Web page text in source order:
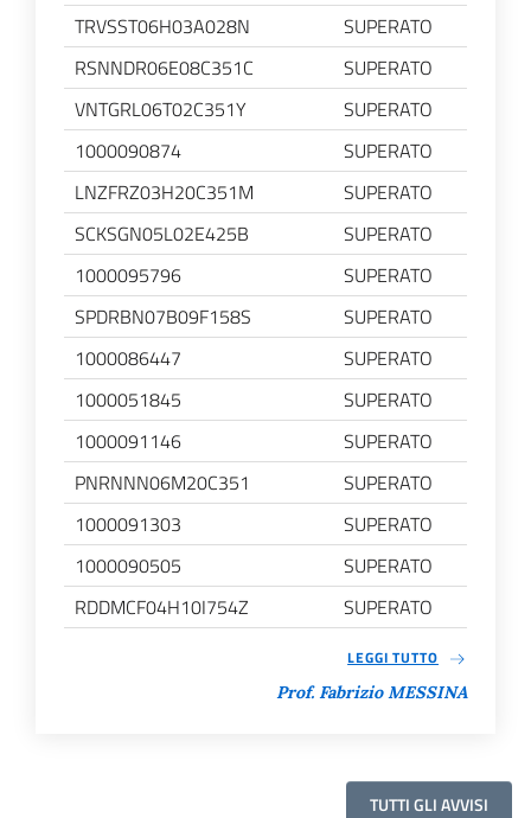
TRVSST06H03A028N
SUPERATO
RSNNDR06E08C351C
SUPERATO
VNTGRL06T02C351Y
SUPERATO
1000090874
SUPERATO
LNZFRZ03H20C351M
SUPERATO
SCKSGN05L02E425B
SUPERATO
1000095796
SUPERATO
SPDRBN07B09F158S
SUPERATO
1000086447
SUPERATO
1000051845
SUPERATO
1000091146
SUPERATO
PNRNNN06M20C351
SUPERATO
1000091303
SUPERATO
1000090505
SUPERATO
RDDMCF04H10I754Z
SUPERATO
LEGGI TUTTO
Prof. Fabrizio MESSINA
TUTTI GLI AVVISI